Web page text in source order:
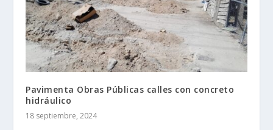
Pavimenta Obras Públicas calles con concreto
hidráulico
18 septiembre, 2024